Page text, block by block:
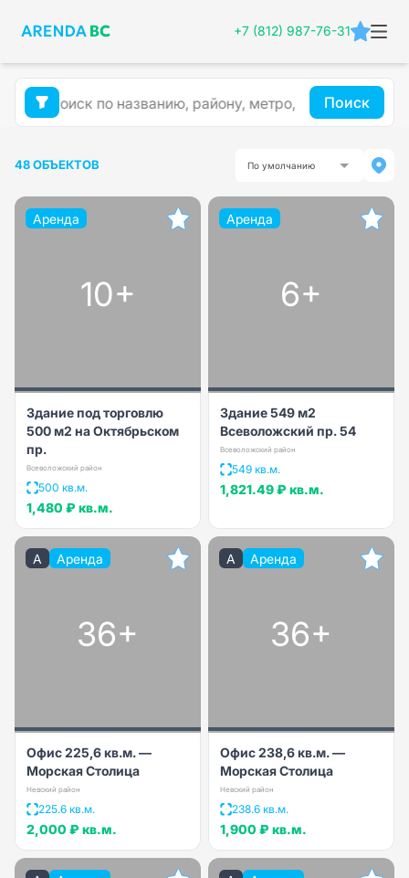
+7 (812) 987-76-31
Поиск
48 ОБЪЕКТОВ По умолчанию
Аренда
10+
Здание под торговлю
500 м2 на Октябрьском
пр.
Всеволожский район
500 кв.м.
1,480 ₽ кв.м.
Аренда
6+
Здание 549 м2
Всеволожский пр. 54
Всеволожский район
549 кв.м.
1,821.49 ₽ кв.м.
A Аренда
36+
Офис 225,6 кв.м. —
Морская Столица
Невский район
225.6 кв.м.
2,000 ₽ кв.м.
A Аренда
36+
Офис 238,6 кв.м. —
Морская Столица
Невский район
238.6 кв.м.
1,900 ₽ кв.м.